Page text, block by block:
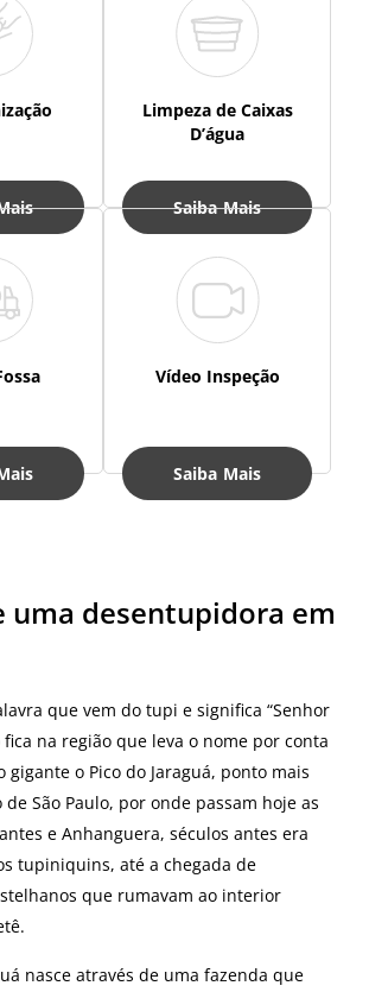
Limpeza de Caixas
D’água
Saiba Mais
Vídeo Inspeção
Saiba Mais
uma desentupidora em
que vem do tupi e significa “Senhor
fica na região que leva o nome por conta
o Pico do Jaraguá, ponto mais
São Paulo, por onde passam hoje as
e Anhanguera, séculos antes era
tupiniquins, até a chegada de
que rumavam ao interior
nasce através de uma fazenda que